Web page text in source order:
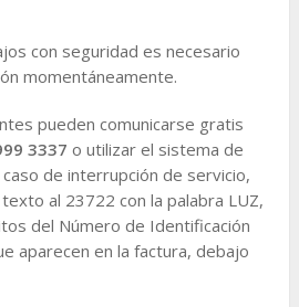
con seguridad es necesario
momentáneamente.
pueden comunicarse gratis
3337 o utilizar el sistema de
caso de interrupción de servicio,
al 23722 con la palabra LUZ,
del Número de Identificación
aparecen en la factura, debajo